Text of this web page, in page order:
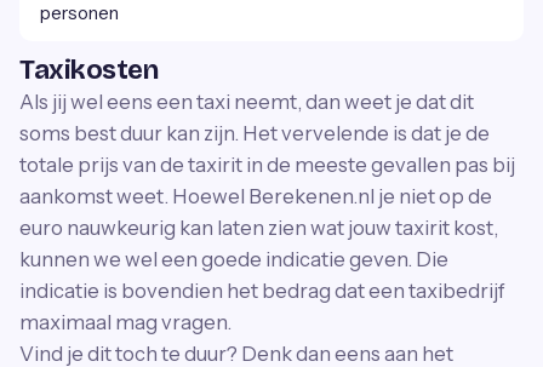
personen
Taxikosten
Als jij wel eens een taxi neemt, dan weet je dat dit
soms best duur kan zijn. Het vervelende is dat je de
totale prijs van de taxirit in de meeste gevallen pas bij
aankomst weet. Hoewel Berekenen.nl je niet op de
euro nauwkeurig kan laten zien wat jouw taxirit kost,
kunnen we wel een goede indicatie geven. Die
indicatie is bovendien het bedrag dat een taxibedrijf
maximaal mag vragen.
Vind je dit toch te duur? Denk dan eens aan het